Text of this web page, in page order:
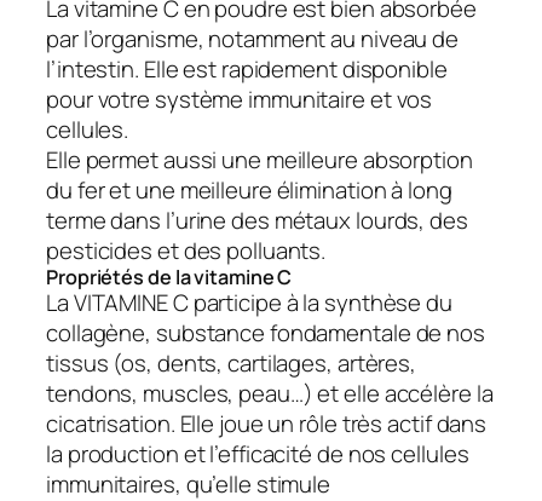
La vitamine C en poudre est bien absorbée
par l’organisme, notamment au niveau de
l’intestin. Elle est rapidement disponible
pour votre système immunitaire et vos
cellules.
Elle permet aussi une meilleure absorption
du fer et une meilleure élimination à long
terme dans l’urine des métaux lourds, des
pesticides et des polluants.
Propriétés de la vitamine C
La VITAMINE C participe à la synthèse du
collagène, substance fondamentale de nos
tissus (os, dents, cartilages, artères,
tendons, muscles, peau…) et elle accélère la
cicatrisation. Elle joue un rôle très actif dans
la production et l’efficacité de nos cellules
immunitaires, qu’elle stimule